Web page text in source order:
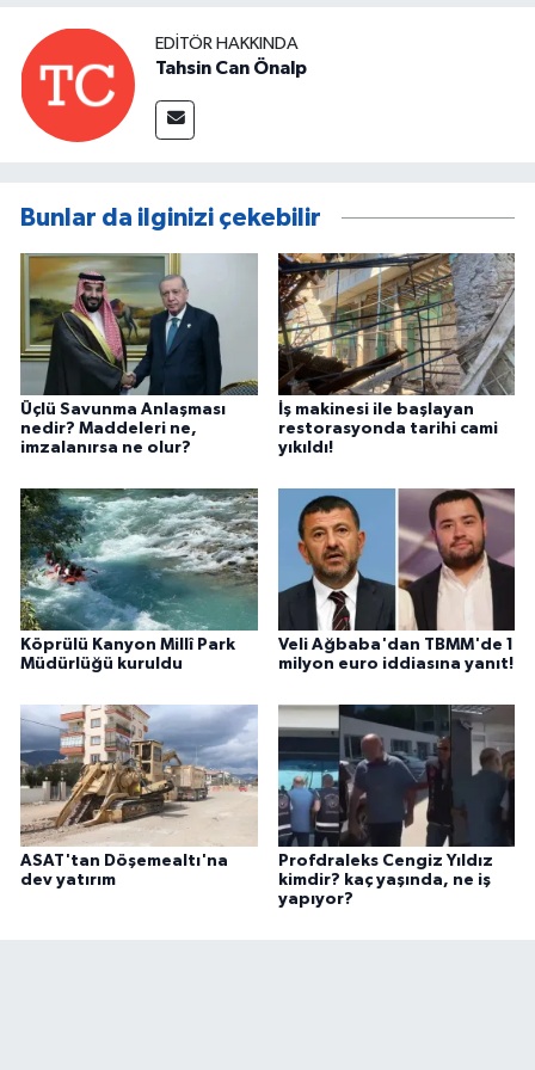
EDITÖR HAKKINDA
Tahsin Can Önalp
Bunlar da ilginizi çekebilir
Üçlü Savunma Anlaşması
nedir? Maddeleri ne,
imzalanırsa ne olur?
İş makinesi ile başlayan
restorasyonda tarihi cami
yıkıldı!
Köprülü Kanyon Millî Park
Müdürlüğü kuruldu
Veli Ağbaba'dan TBMM'de 1
milyon euro iddiasına yanıt!
ASAT'tan Döşemealtı'na
dev yatırım
Profdraleks Cengiz Yıldız
kimdir? kaç yaşında, ne iş
yapıyor?